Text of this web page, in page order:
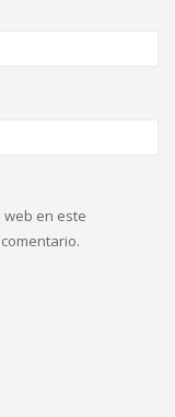
web en este